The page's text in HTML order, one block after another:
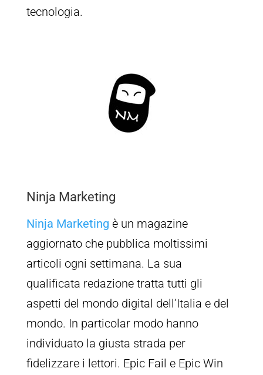
tecnologia.
Ninja Marketing
Ninja Marketing è un magazine
aggiornato che pubblica moltissimi
articoli ogni settimana. La sua
qualificata redazione tratta tutti gli
aspetti del mondo digital dell’Italia e del
mondo. In particolar modo hanno
individuato la giusta strada per
fidelizzare i lettori. Epic Fail e Epic Win